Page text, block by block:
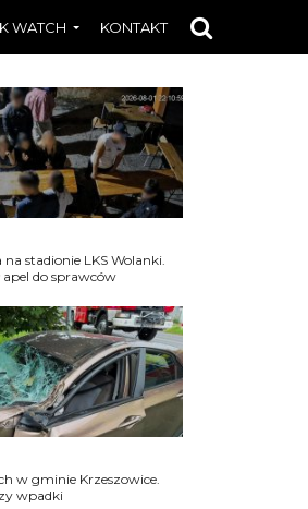
WATCH KONTAKT
na stadionie LKS Wolanki.
do sprawców
w gminie Krzeszowice.
wpadki